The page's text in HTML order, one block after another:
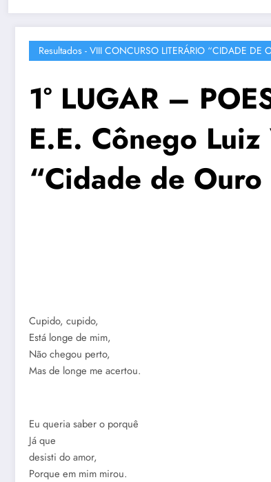
Resultados - VIII CONCURSO LITERÁRIO “CIDADE DE
1° LUGAR –
E.E. Cônego
“Cidade de Ouro
Cupido, cupido,
Está longe de mim,
Não chegou perto,
Mas de longe me acertou.
Eu queria saber o porquê
Já que
desisti do amor,
Porque em mim mirou.